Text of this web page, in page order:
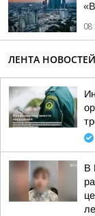
ЛЕНТА НОВОСТЕЙ
В